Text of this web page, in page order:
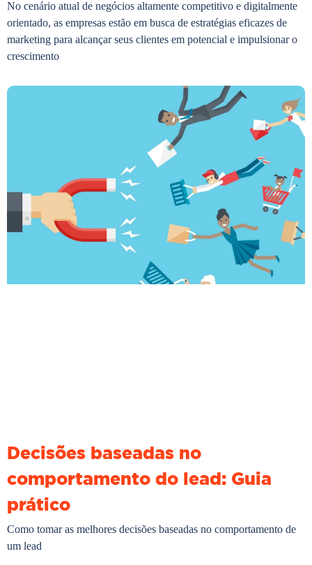
No cenário atual de negócios altamente competitivo e digitalmente
orientado, as empresas estão em busca de estratégias eficazes de
marketing para alcançar seus clientes em potencial e impulsionar o
crescimento
Decisões baseadas no
comportamento do lead: Guia
prático
Como tomar as melhores decisões baseadas no comportamento de
um lead